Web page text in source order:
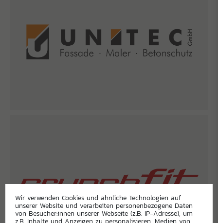
Wir verwenden Cookies und ähnliche Technologien auf
unserer Website und verarbeiten personenbezogene Daten
von Besucher:innen unserer Webseite (z.B. IP-Adresse), um
z.B. Inhalte und Anzeigen zu personalisieren, Medien von